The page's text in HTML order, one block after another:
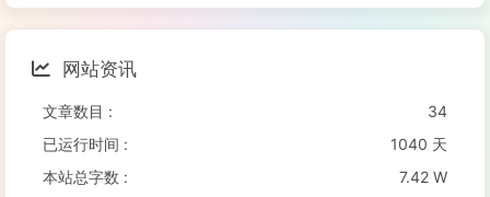
网站资讯
文章数目 :
34
已运行时间 :
1040 天
本站总字数 :
7.42 W